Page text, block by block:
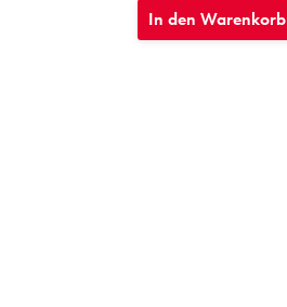
In den Warenkorb